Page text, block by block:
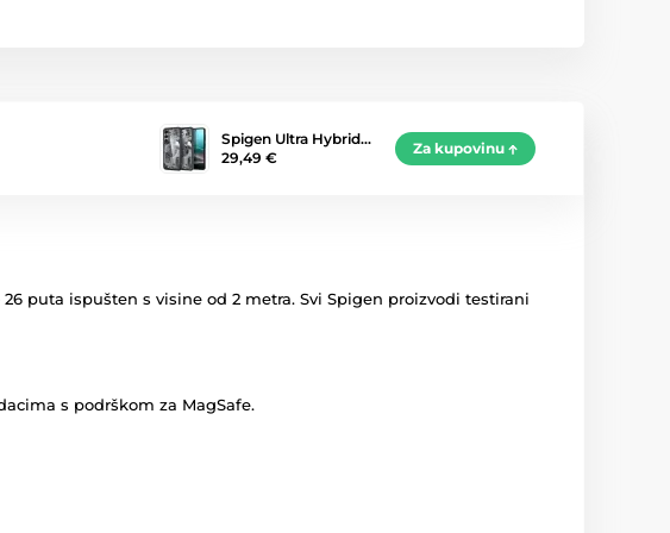
Spigen Ultra Hybrid…
29,49 €
Za kupovinu
puta ispušten s visine od 2 metra. Svi Spigen proizvodi testirani
s podrškom za MagSafe.